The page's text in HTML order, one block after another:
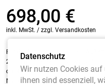
698,00 €
inkl. MwSt. / zzgl. Versandkosten
Für die Tennishalle
2,3 mm stark, Maschenweite 4,5
ca.
40 mlang, 2
Nylon-Führungsringe, je Meter 3
Datenschutz
Wir nutzen Cookies auf
ihnen sind essenziell,